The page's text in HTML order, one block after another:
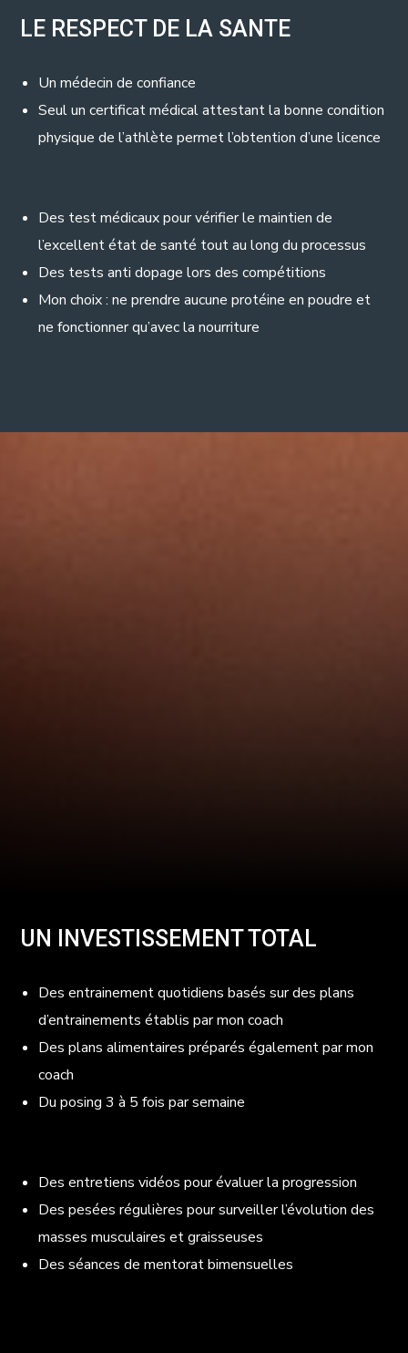
LE RESPECT DE LA SANTE
Un médecin de confiance
Seul un certificat médical attestant la bonne condition
physique de l’athlète permet l’obtention d’une licence
Des test médicaux pour vérifier le maintien de
l’excellent état de santé tout au long du processus
Des tests anti dopage lors des compétitions
Mon choix : ne prendre aucune protéine en poudre et
ne fonctionner qu’avec la nourriture
UN INVESTISSEMENT TOTAL
Des entrainement quotidiens basés sur des plans
d’entrainements établis par mon coach
Des plans alimentaires préparés également par mon
coach
Duposing 3 à 5 fois par semaine
Des entretiens vidéos pour évaluer la progression
Des pesées régulières pour surveiller l’évolution des
masses musculaires et graisseuses
Des séances de mentorat bimensuelles